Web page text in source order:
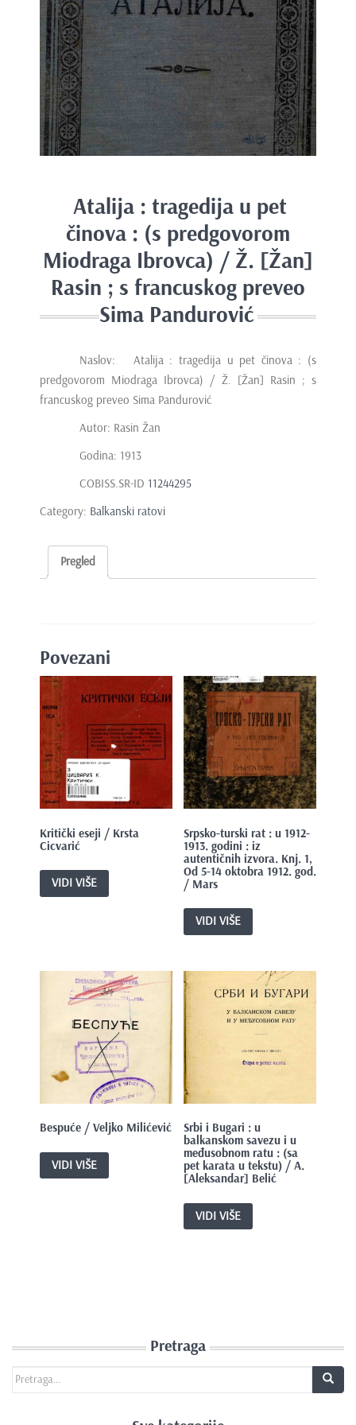
Atalija : tragedija u pet
činova : (s predgovorom
Miodraga Ibrovca) / Ž. [Žan]
Rasin ; s francuskog preveo
Sima Pandurović
Naslov: Atalija : tragedija u pet činova : (s
predgovorom Miodraga Ibrovca) / Ž. [Žan] Rasin ; s
francuskog preveo Sima Pandurović
Autor: Rasin Žan
Godina: 1913
COBISS.SR-ID 11244295
Category: Balkanski ratovi
Pregled
Povezani
Kritički eseji / Krsta
Cicvarić
VIDI VIŠE
Srpsko-turski rat : u 1912-
1913. godini : iz
autentičnih izvora. Knj. 1,
Od 5-14 oktobra 1912. god.
/ Mars
VIDI VIŠE
Bespuće / Veljko Milićević
VIDI VIŠE
Srbi i Bugari : u
balkanskom savezu i u
međusobnom ratu : (sa
pet karata u tekstu) / A.
[Aleksandar] Belić
VIDI VIŠE
Pretraga
Search for: